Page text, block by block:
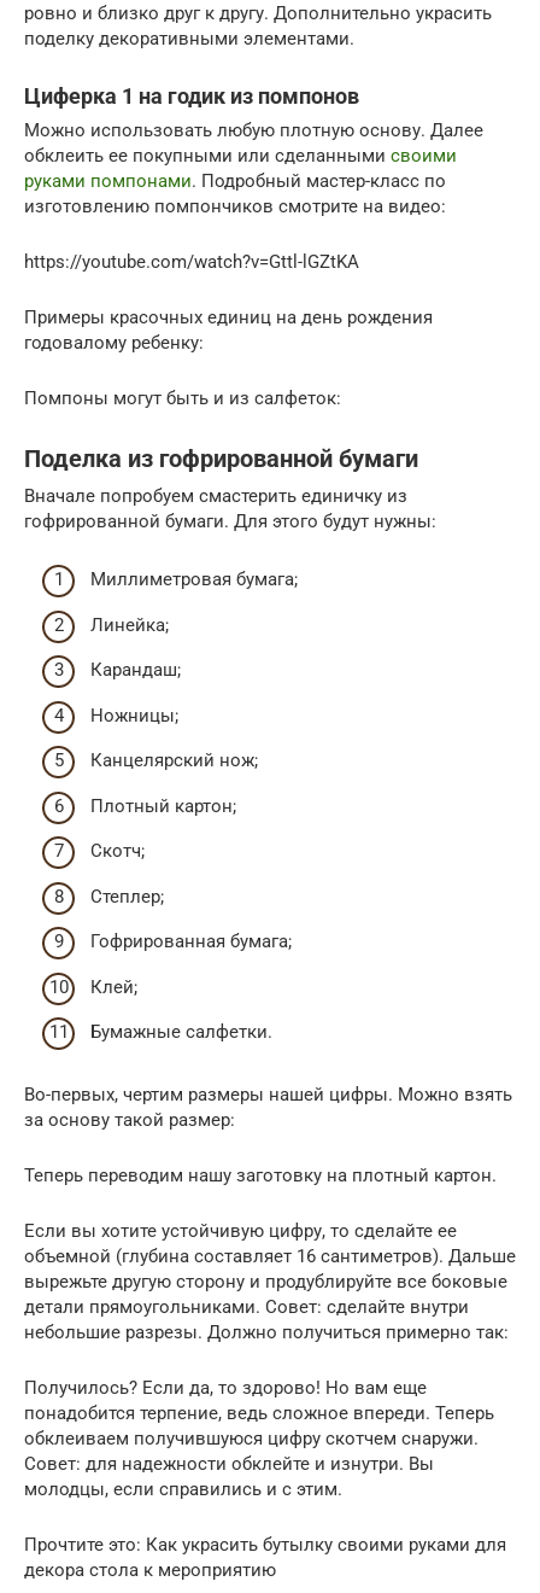
ровно и близко друг к другу. Дополнительно украсить
поделку декоративными элементами.
Циферка 1 на годик из помпонов
Можно использовать любую плотную основу. Далее
обклеить ее покупными или сделанными своими
руками помпонами. Подробный мастер-класс по
изготовлению помпончиков смотрите на видео:
https://youtube.com/watch?v=Gttl-lGZtKA
Примеры красочных единиц на день рождения
годовалому ребенку:
Помпоны могут быть и из салфеток:
Поделка из гофрированной бумаги
Вначале попробуем смастерить единичку из
гофрированной бумаги. Для этого будут нужны:
Миллиметровая бумага;
Линейка;
Карандаш;
Ножницы;
Канцелярский нож;
Плотный картон;
Скотч;
Степлер;
Гофрированная бумага;
Клей;
Бумажные салфетки.
Во-первых, чертим размеры нашей цифры. Можно взять
за основу такой размер:
Теперь переводим нашу заготовку на плотный картон.
Если вы хотите устойчивую цифру, то сделайте ее
объемной (глубина составляет 16 сантиметров). Дальше
вырежьте другую сторону и продублируйте все боковые
детали прямоугольниками. Совет: сделайте внутри
небольшие разрезы. Должно получиться примерно так:
Получилось? Если да, то здорово! Но вам еще
понадобится терпение, ведь сложное впереди. Теперь
обклеиваем получившуюся цифру скотчем снаружи.
Совет: для надежности обклейте и изнутри. Вы
молодцы, если справились и с этим.
Прочтите это: Как украсить бутылку своими руками для
декора стола к мероприятию